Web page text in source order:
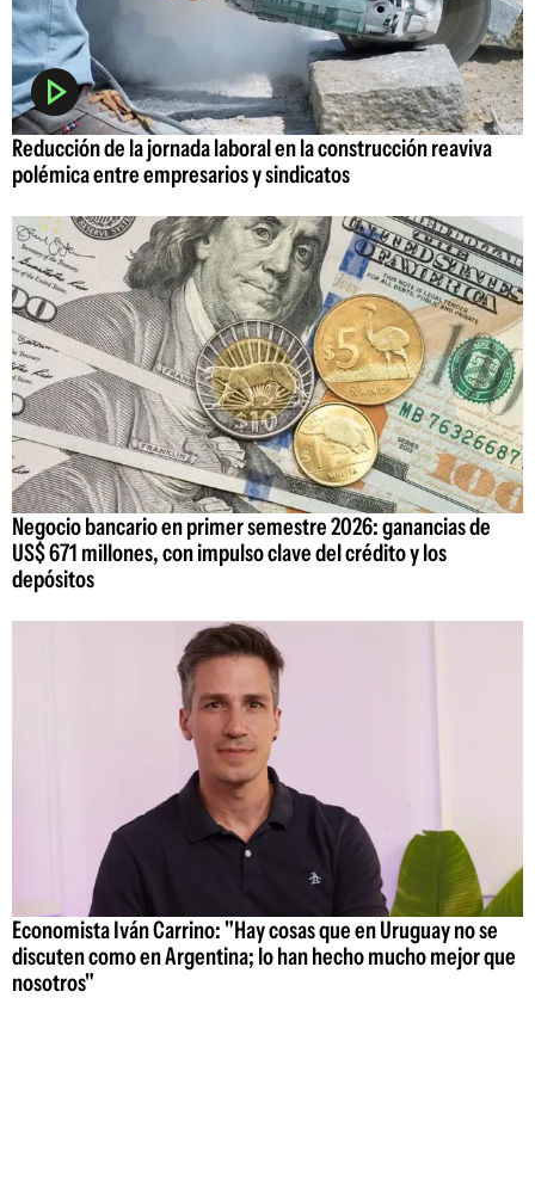
Reducción de la jornada laboral en la construcción reaviva
polémica entre empresarios y sindicatos
Negocio bancario en primer semestre 2026: ganancias de
US$ 671 millones, con impulso clave del crédito y los
depósitos
Economista Iván Carrino: "Hay cosas que en Uruguay no se
discuten como en Argentina; lo han hecho mucho mejor que
nosotros"